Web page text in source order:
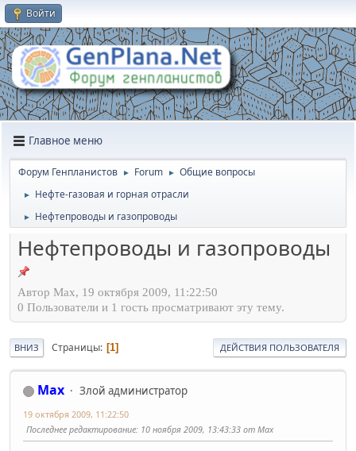
Войти
Главное меню
Форум Генпланистов ► Forum ► Общие вопросы
► Нефте-газовая и горная отрасли
► Нефтепроводы и газопроводы
Нефтепроводы и газопроводы
Автор Max, 19 октября 2009, 11:22:50
0 Пользователи и 1 гость просматривают эту тему.
ВНИЗ Страницы 1 ДЕЙСТВИЯ ПОЛЬЗОВАТЕЛЯ
Max Злой администратор
19 октября 2009, 11:22:50
Последнее редактирование: 10 ноября 2009, 13:43:33 от Max